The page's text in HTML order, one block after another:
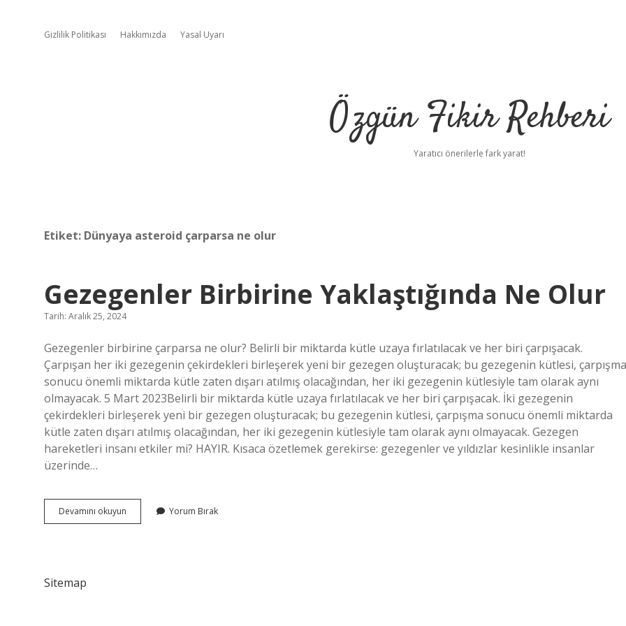
Gizlilik Politikası Hakkımızda Yasal Uyarı
Özgün Fikir Rehberi
Yaratıcı önerilerle fark yarat!
Etiket: Dünyaya asteroid çarparsa ne olur
Gezegenler Birbirine Yaklaştığında Ne Olur
Tarih: Aralık 25, 2024
Gezegenler birbirine çarparsa ne olur? Belirli bir miktarda kütle uzaya fırlatılacak ve her biri çarpışacak.
Çarpışan her iki gezegenin çekirdekleri birleşerek yeni bir gezegen oluşturacak; bu gezegenin kütlesi, çarpışma
sonucu önemli miktarda kütle zaten dışarı atılmış olacağından, her iki gezegenin kütlesiyle tam olarak aynı
olmayacak. 5 Mart 2023Belirli bir miktarda kütle uzaya fırlatılacak ve her biri çarpışacak. İki gezegenin
çekirdekleri birleşerek yeni bir gezegen oluşturacak; bu gezegenin kütlesi, çarpışma sonucu önemli miktarda
kütle zaten dışarı atılmış olacağından, her iki gezegenin kütlesiyle tam olarak aynı olmayacak. Gezegen
hareketleri insanı etkiler mi? HAYIR. Kısaca özetlemek gerekirse: gezegenler ve yıldızlar kesinlikle insanlar
üzerinde…
Devamını okuyun Gezegenler
Birbirine
Yorum Bırak
Sitemap